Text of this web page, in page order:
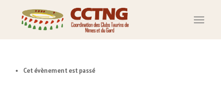
Cet évènement est passé